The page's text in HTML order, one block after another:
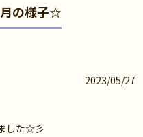
の様子☆
2023/05/27
した☆彡